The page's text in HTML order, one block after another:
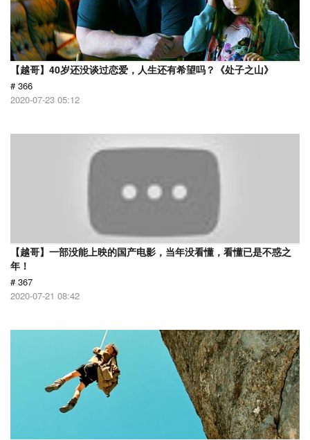
【越哥】40岁还没谈过恋爱，人生还有希望吗？《处子之山》
# 366
2020-07-23 05:12
【越哥】一部没能上映的国产电影，当年没看懂，看懂已是不惑之
年！
# 367
2020-07-21 08:42